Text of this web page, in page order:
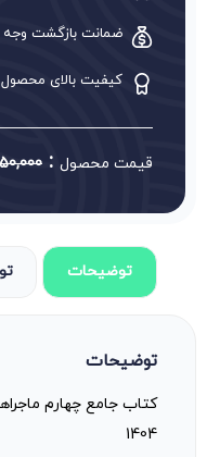
ضمانت بازگشت وجه
کیفیت بالای محصول
قیمت محصول :
توضیحات
توضیحات
کتاب جامع چهارم
1404